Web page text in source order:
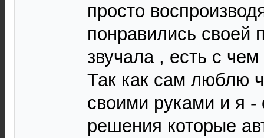
просто
понравились своей
звучала , есть с чем
Так как сам люблю
своими руками и я
решения которые